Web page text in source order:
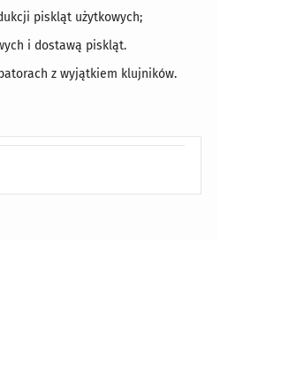
piskląt użytkowych;
i dostawą piskląt.
z wyjątkiem klujników.